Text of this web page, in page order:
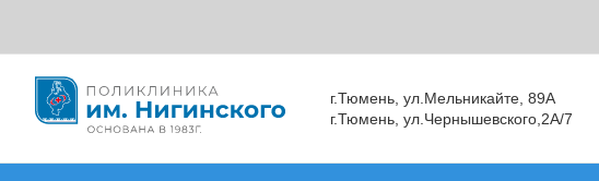
г.Тюмень, ул.Мельникайте, 89А
г.Тюмень, ул.Чернышевского,2А/7